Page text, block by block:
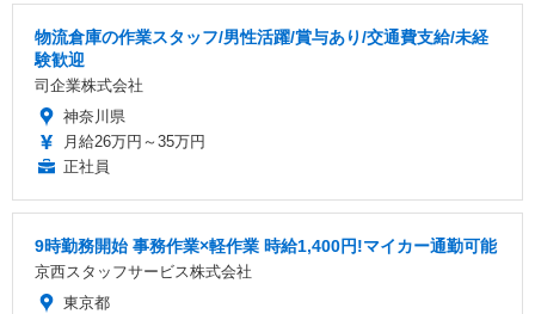
物流倉庫の作業スタッフ/男性活躍/賞与あり/交通費支給/未経
験歓迎
司企業株式会社
神奈川県
月給26万円～35万円
正社員
9時勤務開始 事務作業×軽作業 時給1,400円!マイカー通勤可能
京西スタッフサービス株式会社
東京都